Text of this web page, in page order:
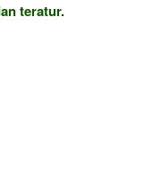
teratur.